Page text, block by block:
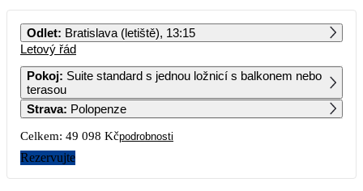
PO ÚT ST ČT PÁ SO NE
24 549
5 6
31 769
7 8 9 10 11
12 13 14
19 20 21 22 23 24 25
Odlet: Bratislava (letiště), 13:15
Letový řád
Pokoj: Suite standard s jednou ložnicí s balkonem nebo
terasou
Strava: Polopenze
Celkem: 49 098 Kčpodrobnosti
Rezervujte